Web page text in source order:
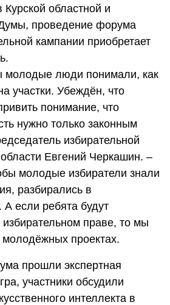
областной и
проведение форума
кампании приобретает
молодые люди понимали, как
участки. Убеждён, что
понимание, что
нужно только законным
избирательной
Евгений Черкашин. –
молодые избиратели знали
разбирались в
А если ребята будут
праве, то мы
проектах.
прошли экспертная
участники обсудили
интеллекта в